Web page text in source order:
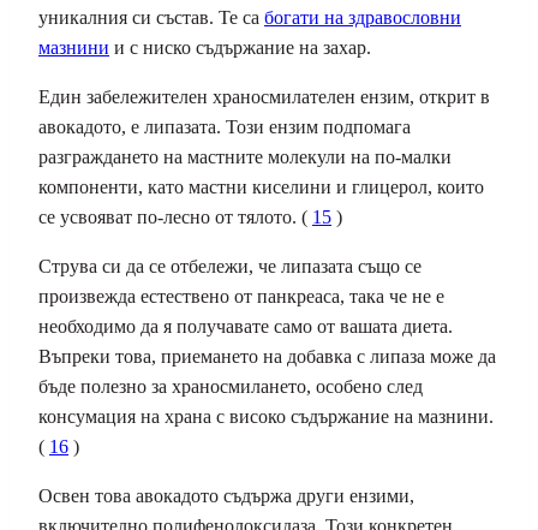
уникалния си състав. Те са богати на здравословни
мазнини и с ниско съдържание на захар.
Един забележителен храносмилателен ензим, открит в
авокадото, е липазата. Този ензим подпомага
разграждането на мастните молекули на по-малки
компоненти, като мастни киселини и глицерол, които
се усвояват по-лесно от тялото. ( 15 )
Струва си да се отбележи, че липазата също се
произвежда естествено от панкреаса, така че не е
необходимо да я получавате само от вашата диета.
Въпреки това, приемането на добавка с липаза може да
бъде полезно за храносмилането, особено след
консумация на храна с високо съдържание на мазнини.
( 16 )
Освен това авокадото съдържа други ензими,